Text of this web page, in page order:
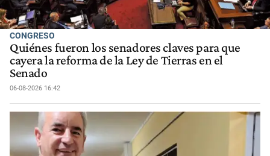
CONGRESO
Quiénes fueron los senadores claves para que
cayera la reforma de la Ley de Tierras en el
Senado
06-08-2026 16:42